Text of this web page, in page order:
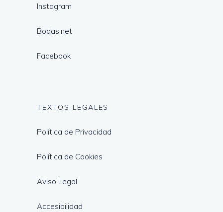
Instagram
Bodas.net
Facebook
TEXTOS LEGALES
Política de Privacidad
Política de Cookies
Aviso Legal
Accesibilidad